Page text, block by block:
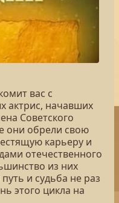
вас с
актрис, начавших
Советского
они обрели свою
карьеру и
отечественного
из них
и судьба не раз
этого цикла на